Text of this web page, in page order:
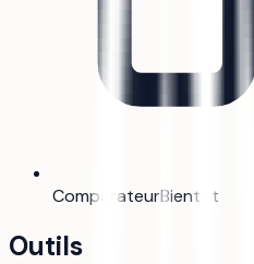
ComparateurBientôt
Outils